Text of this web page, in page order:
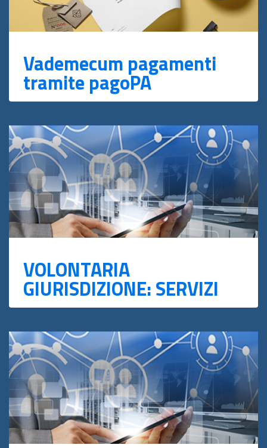
Vademecum pagamenti
tramite pagoPA
VOLONTARIA
GIURISDIZIONE: SERVIZI